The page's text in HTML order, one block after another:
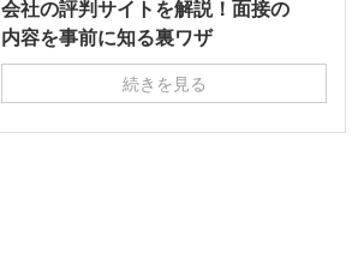
会社の評判サイトを解説！面接の
内容を事前に知る裏ワザ
続きを見る